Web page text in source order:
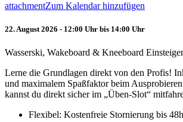
attachmentZum Kalendar hinzufügen
22. August 2026 - 12:00 Uhr bis 14:00 Uhr
Wasserski, Wakeboard & Kneeboard
Lerne die Grundlagen direkt von den Profis!
und maximalem Spaßfaktor beim
kannst du direkt sicher im „Üben-Slot“
Flexibel: Kostenfreie Stornierung bis